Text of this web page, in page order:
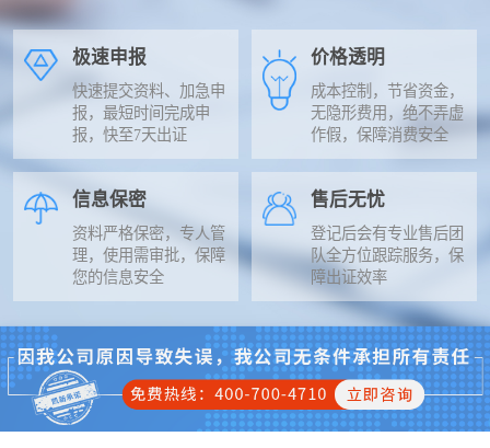
极速申报
快速提交资料、加急申
报，最短时间完成申
报，快至7天出证
价格透明
成本控制，节省资金，
无隐形费用，绝不弄虚
作假，保障消费安全
信息保密
资料严格保密，专人管
理，使用需审批，保障
您的信息安全
售后无忧
登记后会有专业售后团
队全方位跟踪服务，保
障出证效率